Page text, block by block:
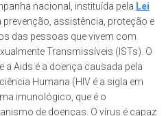
nacional, instituída pela Lei
prevenção, assistência, proteção e
das pessoas que vivem com
Transmissíveis (ISTs). O
a Aids é a doença causada pela
Humana (HIV é a sigla em
imunológico, que é o
de doenças. O vírus é capaz